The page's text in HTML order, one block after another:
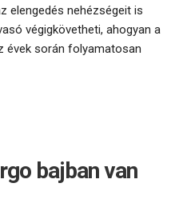
elengedés nehézségeit is
végigkövetheti, ahogyan a
évek során folyamatosan
bajban van